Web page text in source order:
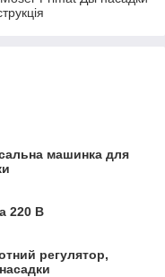
машинка для
220 В
регулятор,